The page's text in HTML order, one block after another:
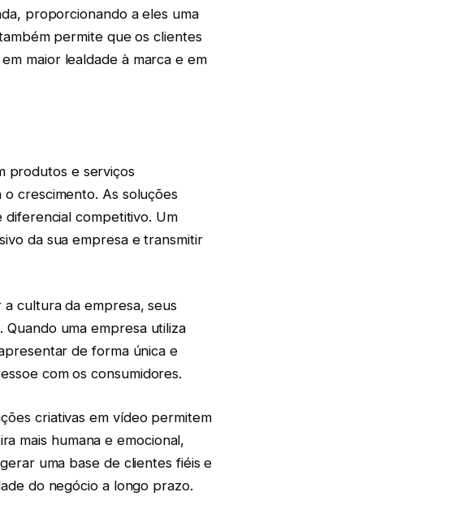
proporcionando a eles uma
permite que os clientes
maior lealdade à marca e em
produtos e serviços
crescimento. As soluções
diferencial competitivo. Um
da sua empresa e transmitir
cultura da empresa, seus
uma empresa utiliza
de forma única e
com os consumidores.
criativas em vídeo permitem
mais humana e emocional,
uma base de clientes fiéis e
do negócio a longo prazo.